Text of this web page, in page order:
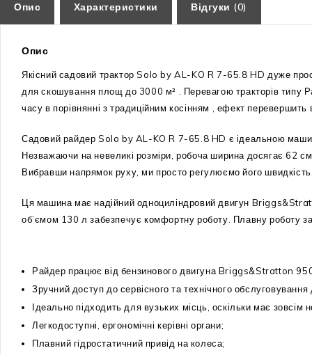
Опис Характеристики Відгуки (0)
Опис
Якісний садовий трактор Solo by AL-KO R 7-65.8 HD дуже
для скошування площ до 3000 м² . Перевагою тракторів типу
часу в порівнянні з традиційним косінням , ефект перевершить
Садовий райдер Solo by AL-KO R 7-65.8 HD є ідеальною
Незважаючи на невеликі розміри, робоча ширина досягає 62
Вибравши напрямок руху, ми просто регулюємо його
Ця машина має надійний одноциліндровий двигун
об’ємом 130 л забезпечує комфортну роботу. Плавну роботу
Райдер працює від бензинового двигуна Briggs&Stratton
Зручний доступ до сервісного та технічного
Ідеально підходить для вузьких місць, оскільки має
Легкодоступні, ергономічні керівні органи;
Плавний гідростатичний привід на колеса;